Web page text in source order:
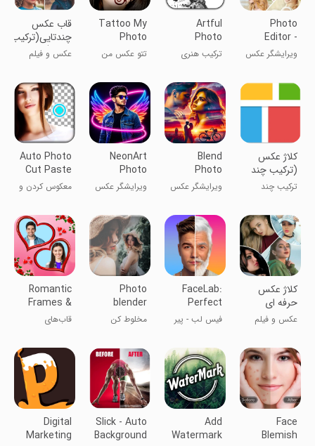
Photo
Editor -
FotoRus
ویرایشگر عکس
Artful
Photo
Blend
ترکیب هنری
Tattoo My
Photo
تتو عکس من
قاب عکس
چندتایی(ترکیب
عکس)
عکس و فیلم
کلاژ عکس
(ترکیب چند
عکس، قاب
عکس
ترکیب چند
Blend
Photo
Editor &
Effect
ویرایشگر عکس
NeonArt
Photo
Editor &
Effects
ویرایشگر عکس
آرت
Auto Photo
Cut Paste
معکوس کردن و
به‌طور خودکار
کلاژ عکس
حرفه ای
عکس و فیلم
FaceLab:
Perfect
Face Editor
فیس لب - پیر
Photo
blender
مخلوط کن
Romantic
Frames &
Photo
Editor
قاب‌های
ویرایشگر عکس
Face
Blemish
Add
Watermark
Slick - Auto
Background
Digital
Marketing